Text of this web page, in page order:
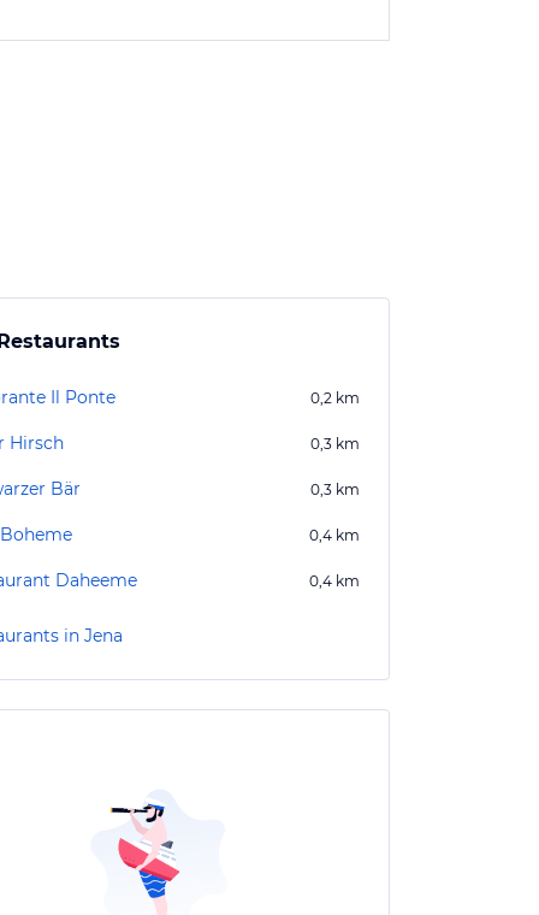
Il Ponte 0,2 km
Hirsch 0,3 km
Bär 0,3 km
0,4 km
Daheeme 0,4 km
in Jena